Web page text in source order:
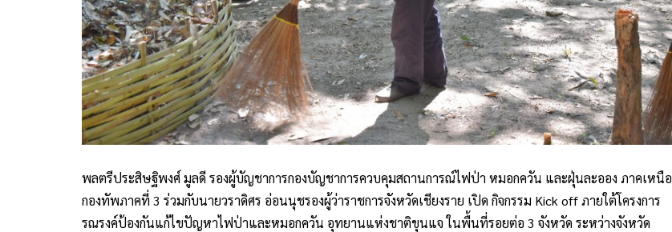
พลตรีประสิษฐิพงศ์ มูลดี รองผู้บัญชาการกองบัญชาการควบคุมสถานการณ์ไฟป่า หมอกควัน และฝุ่นละออง ภาคเหนือ
กองทัพภาคที่ 3 ร่วมกับนายวราดิศร อ่อนนุชรองผู้ว่าราชการจังหวัดเชียงราย เปิด กิจกรรม Kick off ภายใต้โครงการ
รณรงค์ป้องกันแก้ไขปัญหาไฟป่าและหมอกควัน อุทยานแห่งชาติขุนแจ ในพื้นที่รอยต่อ 3 จังหวัด ระหว่างจังหวัด